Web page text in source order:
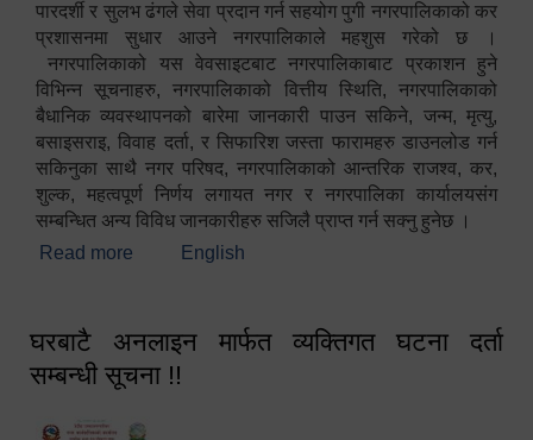
पारदर्शी र सुलभ ढंगले सेवा प्रदान गर्न सहयोग पुगी नगरपालिकाको कर
प्रशासनमा सुधार आउने नगरपालिकाले महशुस गरेको छ ।
नगरपालिकाको यस वेवसाइटबाट नगरपालिकाबाट प्रकाशन हुने
विभिन्न सूचनाहरु, नगरपालिकाको वित्तीय स्थिति, नगरपालिकाको
बैधानिक व्यवस्थापनको बारेमा जानकारी पाउन सकिने, जन्म, मृत्यु,
बसाइसराइ, विवाह दर्ता, र सिफारिश जस्ता फारामहरु डाउनलोड गर्न
सकिनुका साथै नगर परिषद, नगरपालिकाको आन्तरिक राजश्व, कर,
शुल्क, महत्वपूर्ण निर्णय लगायत नगर र नगरपालिका कार्यालयसंग
सम्बन्धित अन्य विविध जानकारीहरु सजिलै प्राप्त गर्न सक्नु हुनेछ ।
Read more about स्वागतम!!!
English
घरबाटै अनलाइन मार्फत व्यक्तिगत घटना दर्ता
सम्बन्धी सूचना !!